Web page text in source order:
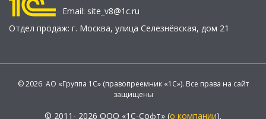
Email: site_v8@1c.ru
Отдел продаж: г. Москва, улица Селезнёвская, дом 21
© 2026 АО «Группа 1С» (правопреемник «1С»). Все права на сайт
защищены
© 2011- 2026 ООО «1С-Софт» (о компании).